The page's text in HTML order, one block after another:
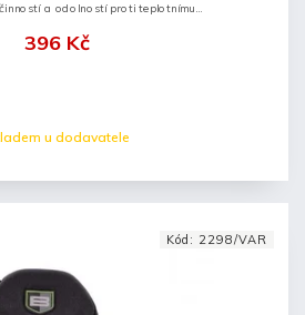
u dodavatele
396 Kč
a odolností proti teplotnímu
Kód: 2298/VAR